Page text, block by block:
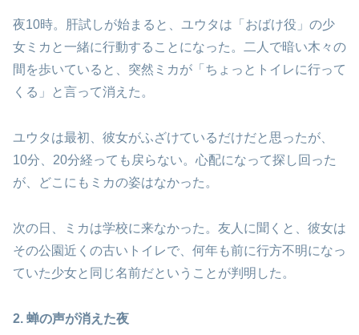
夜10時。肝試しが始まると、ユウタは「おばけ役」の少
女ミカと一緒に行動することになった。二人で暗い木々の
間を歩いていると、突然ミカが「ちょっとトイレに行って
くる」と言って消えた。
ユウタは最初、彼女がふざけているだけだと思ったが、
10分、20分経っても戻らない。心配になって探し回った
が、どこにもミカの姿はなかった。
次の日、ミカは学校に来なかった。友人に聞くと、彼女は
その公園近くの古いトイレで、何年も前に行方不明になっ
ていた少女と同じ名前だということが判明した。
2. 蝉の声が消えた夜